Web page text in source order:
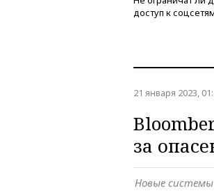
доступ к
21 января 2023,
за
Новые